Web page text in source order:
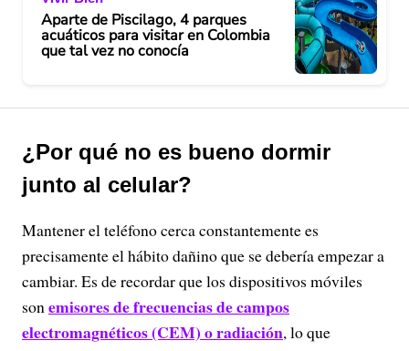
Aparte de Piscilago, 4 parques
acuáticos para visitar en Colombia
que tal vez no conocía
¿Por qué no es bueno dormir
junto al celular?
Mantener el teléfono cerca constantemente es
precisamente el hábito dañino que se debería empezar a
cambiar. Es de recordar que los dispositivos móviles
sonemisores de frecuencias de campos
electromagnéticos (CEM) o radiación, lo que